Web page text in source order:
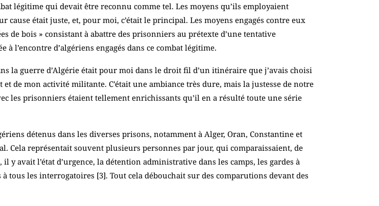
légitime qui devait être reconnu comme tel. Les moyens qu’ils employaient
cause était juste, et, pour moi, c’était le principal. Les moyens engagés contre eux
de bois » consistant à abattre des prisonniers au prétexte d’une tentative
l’encontre d’algériens engagés dans ce combat légitime.
la guerre d’Algérie était pour moi dans le droit fil d’un itinéraire que j’avais choisi
de mon activité militante. C’était une ambiance très dure, mais la justesse de notre
les prisonniers étaient tellement enrichissants qu’il en a résulté toute une série
détenus dans les diverses prisons, notamment à Alger, Oran, Constantine et
représentait souvent plusieurs personnes par jour, qui comparaissaient, de
avait l’état d’urgence, la détention administrative dans les camps, les gardes à
à tous les interrogatoires [3]. Tout cela débouchait sur des comparutions devant des